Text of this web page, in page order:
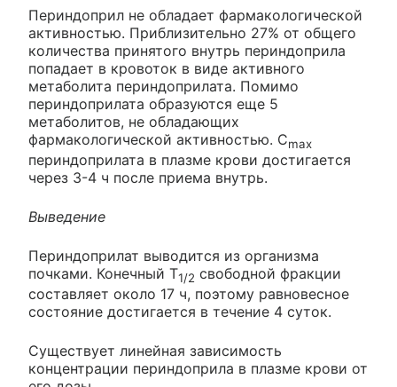
Периндоприл не обладает фармакологической
активностью. Приблизительно 27% от общего
количества принятого внутрь периндоприла
попадает в кровоток в виде активного
метаболита периндоприлата. Помимо
периндоприлата образуются еще 5
метаболитов, не обладающих
фармакологической активностью. Сmax
периндоприлата в плазме крови достигается
через 3-4 ч после приема внутрь.
Выведение
Периндоприлат выводится из организма
почками. Конечный Т1/2 свободной фракции
составляет около 17 ч, поэтому равновесное
состояние достигается в течение 4 суток.
Существует линейная зависимость
концентрации периндоприла в плазме крови от